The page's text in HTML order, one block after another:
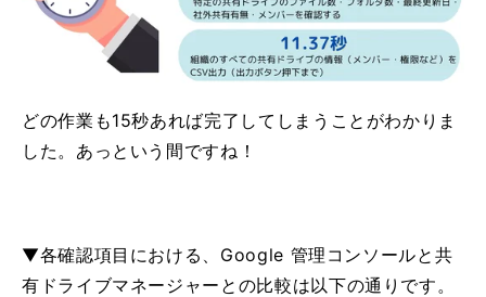
どの作業も15秒あれば完了してしまうことがわかりま
した。あっという間ですね！
▼各確認項目における、Google 管理コンソールと共
有ドライブマネージャーとの比較は以下の通りです。